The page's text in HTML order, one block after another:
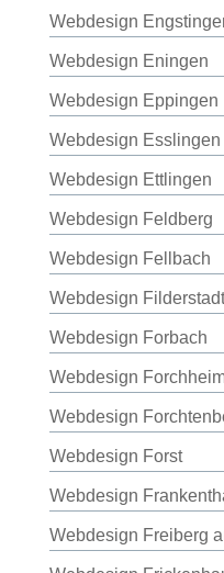
Webdesign
Webdesign Eningen
Webdesign Eppingen
Webdesign Esslingen
Webdesign Ettlingen
Webdesign Feldberg
Webdesign Fellbach
Webdesign Filderstadt
Webdesign Forbach
Webdesign
Webdesign
Webdesign Forst
Webdesign
Webdesign Freiberg